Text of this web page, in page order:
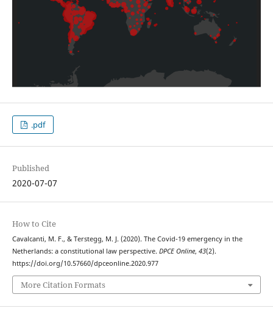
.pdf
Published
2020-07-07
How to Cite
Cavalcanti, M. F., & Terstegg, M. J. (2020). The Covid-19 emergency in the
Netherlands: a constitutional law perspective. DPCE Online, 43(2).
https://doi.org/10.57660/dpceonline.2020.977
More Citation Formats